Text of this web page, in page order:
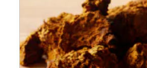
副業・パラレ
個人事業主・